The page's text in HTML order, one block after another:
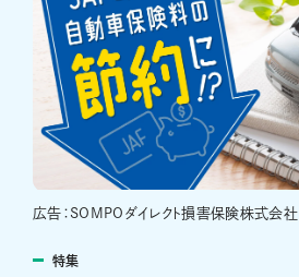
広告：SOMPOダイレクト損害保険株式会社
特集